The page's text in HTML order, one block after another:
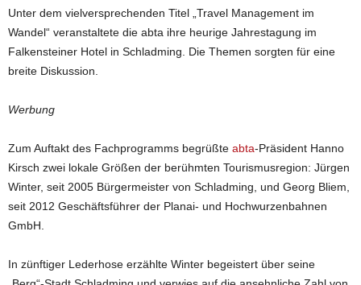
Unter dem vielversprechenden Titel „Travel Management im
Wandel“ veranstaltete die abta ihre heurige Jahrestagung im
Falkensteiner Hotel in Schladming. Die Themen sorgten für eine
breite Diskussion.
Werbung
Zum Auftakt des Fachprogramms begrüßte abta-Präsident Hanno
Kirsch zwei lokale Größen der berühmten Tourismusregion: Jürgen
Winter, seit 2005 Bürgermeister von Schladming, und Georg Bliem,
seit 2012 Geschäftsführer der Planai- und Hochwurzenbahnen
GmbH.
In zünftiger Lederhose erzählte Winter begeistert über seine